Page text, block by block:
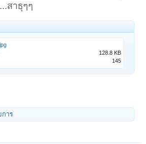
สาธุๆๆ
128.8 KB
145
การ